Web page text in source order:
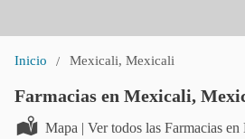
Inicio Mexicali, Mexicali
Farmacias en Mexicali,
Mapa | Ver todos las Farmacias